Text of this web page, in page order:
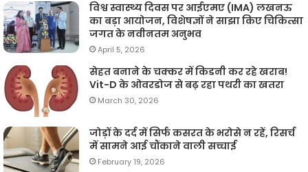
विश्व स्वास्थ्य दिवस पर आईएमए (IMA) लखनऊ
का बड़ा आयोजन, विशेषज्ञों ने साझा किए चिकित्सा
जगत के नवीनतम अनुभव
April 5, 2026
सेहत बनाने के चक्कर में किडनी कर रहे खराब!
Vit-D के ओवरडोज से बढ़ रहा पथरी का खतरा
March 30, 2026
जोड़ों के दर्द में सिर्फ कसरत के भरोसे न रहें, रिसर्च
में सामने आई चौंकाने वाली सच्चाई
February 19, 2026